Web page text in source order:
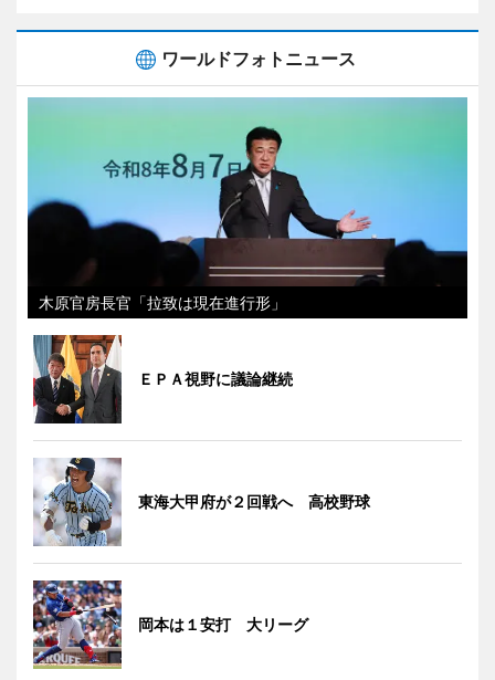
ワールドフォトニュース
木原官房長官「拉致は現在進行形」
ＥＰＡ視野に議論継続
東海大甲府が２回戦へ 高校野球
岡本は１安打 大リーグ